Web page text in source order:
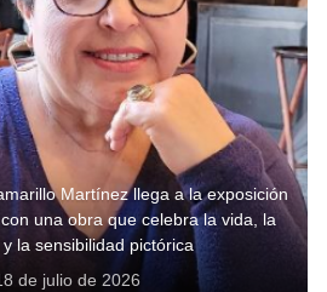
Martínez llega a la exposición
una obra que celebra la vida, la
la sensibilidad pictórica
de julio de 2026